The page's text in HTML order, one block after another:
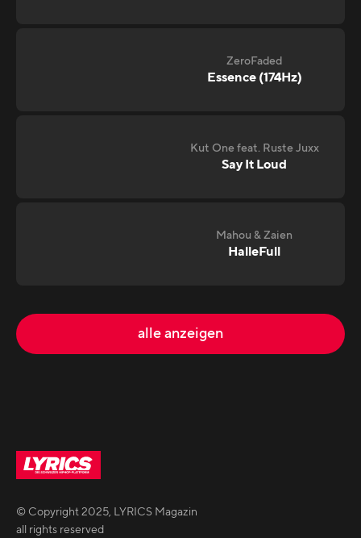
ZeroFaded
Essence (174Hz)
Kut One feat. Ruste Juxx
Say It Loud
Mahou & Zaien
HalleFull
alle anzeigen
© Copyright2025, LYRICS Magazin
all rights reserved